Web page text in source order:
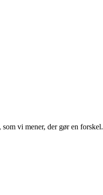
vi mener, der gør en forskel.